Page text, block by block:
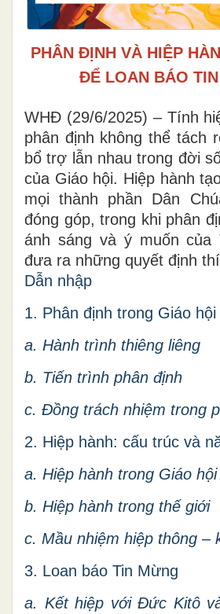
PHÂN ĐỊNH VÀ HIỆP
ĐỂ LOAN BÁO
WHĐ (29/6/2025) – Tính
phân định không thể tách
bổ trợ lẫn nhau trong đời
của Giáo hội. Hiệp hành
mọi thành phần Dân
đóng góp, trong khi phân
ánh sáng và ý muốn của
đưa ra những quyết định
Dẫn nhập
1. Phân định trong Giáo hội
a. Hành trình thiêng liêng
b. Tiến trình phân định
c. Đồng trách nhiệm trong
2. Hiệp hành: cấu trúc và
a. Hiệp hành trong Giáo hội
b. Hiệp hành trong thế giới
c. Mầu nhiệm hiệp thông –
3. Loan báo Tin Mừng
a. Kết hiệp với Đức Kitô